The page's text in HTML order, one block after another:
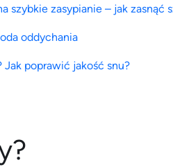
szybkie zasypianie – jak zasnąć
oddychania
poprawić jakość snu?